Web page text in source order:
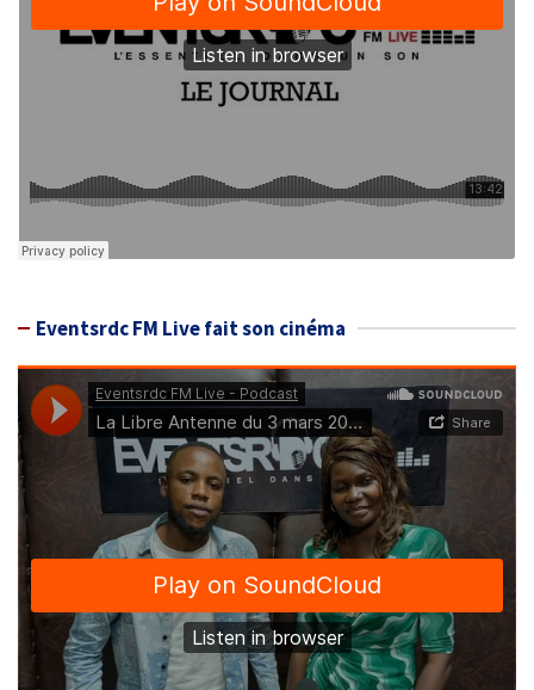
Eventsrdc FM Live fait son cinéma